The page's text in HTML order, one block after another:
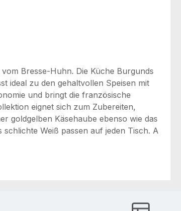
Bresse-Huhn. Die Küche Burgunds
ideal zu den gehaltvollen Speisen mit
und bringt die französische
eignet sich zum Zubereiten,
goldgelben Käsehaube ebenso wie das
Weiß passen auf jeden Tisch. A